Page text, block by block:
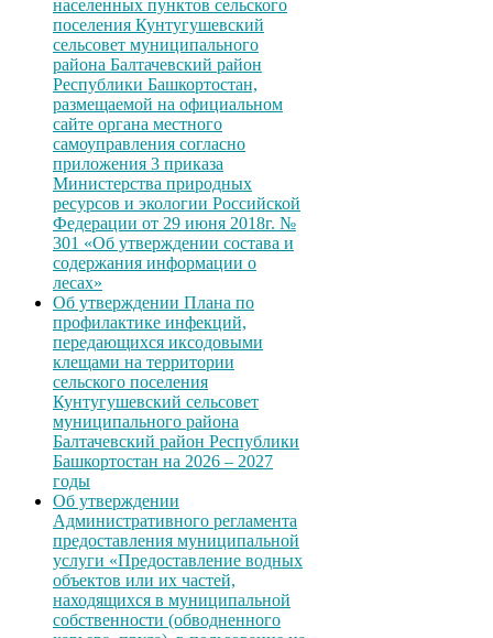
населенных пунктов сельского
поселения Кунтугушевский
сельсовет муниципального
района Балтачевский район
Республики Башкортостан,
размещаемой на официальном
сайте органа местного
самоуправления согласно
приложения 3 приказа
Министерства природных
ресурсов и экологии Российской
Федерации от 29 июня 2018г. №
301 «Об утверждении состава и
содержания информации о
лесах»
Об утверждении Плана по
профилактике инфекций,
передающихся иксодовыми
клещами на территории
сельского поселения
Кунтугушевский сельсовет
муниципального района
Балтачевский район Республики
Башкортостан на 2026 – 2027
годы
Об утверждении
Административного регламента
предоставления муниципальной
услуги «Предоставление водных
объектов или их частей,
находящихся в муниципальной
собственности (обводненного